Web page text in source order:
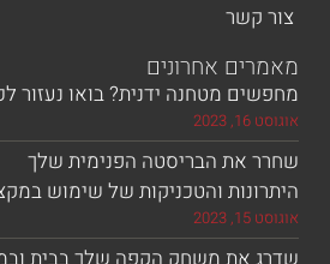
אחרונים
מטחנה ידנית? בואו נעזור לכם!
הבריסטה הפנימית שלך
והטכניקות של שימוש במקציף חלב